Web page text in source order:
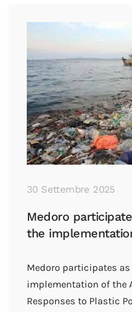
30 Settembre 2025
Medoro
the
Medoro participates
implementation of the
Responses to Plastic